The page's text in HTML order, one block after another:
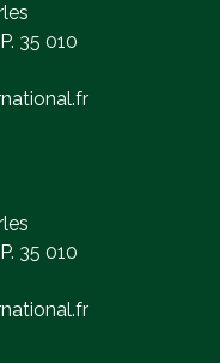
35 010
35 010